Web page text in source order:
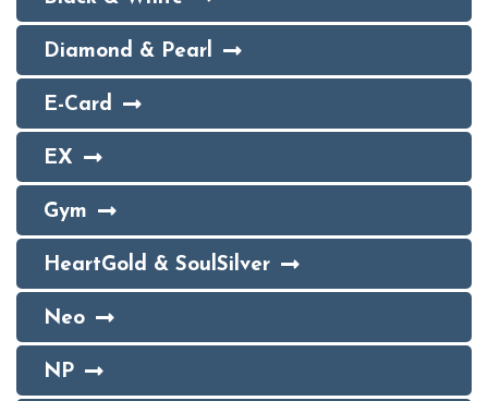
Diamond & Pearl
E-Card
EX
Gym
HeartGold & SoulSilver
Neo
NP